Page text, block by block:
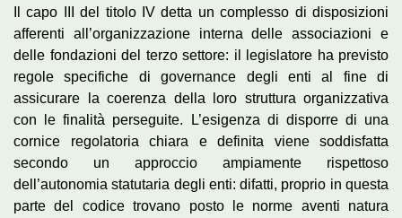
Il capo III del titolo IV detta un complesso di disposizioni
afferenti all’organizzazione interna delle associazioni e
delle fondazioni del terzo settore: il legislatore ha previsto
regole specifiche di governance degli enti al fine di
assicurare la coerenza della loro struttura organizzativa
con le finalità perseguite. L’esigenza di disporre di una
cornice regolatoria chiara e definita viene soddisfatta
secondo un approccio ampiamente rispettoso
dell’autonomia statutaria degli enti: difatti, proprio in questa
parte del codice trovano posto le norme aventi natura